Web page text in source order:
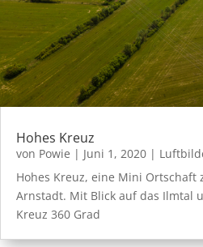
Hohes Kreuz
von Powie | Juni 1, 2020 |
Hohes Kreuz, eine Mini Ortschaft
Arnstadt. Mit Blick auf das Ilmtal
Kreuz 360 Grad